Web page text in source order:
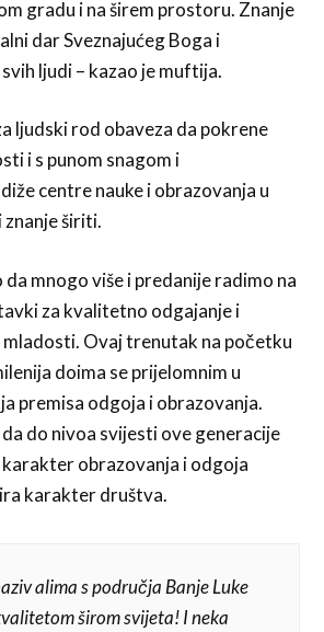
gradu i na širem prostoru. Znanje
dar Sveznajućeg Boga i
ljudi – kazao je muftija.
ljudski rod obaveza da pokrene
i s punom snagom i
centre nauke i obrazovanja u
znanje širiti.
mnogo više i predanije radimo na
za kvalitetno odgajanje i
mladosti. Ovaj trenutak na početku
doima se prijelomnim u
premisa odgoja i obrazovanja.
do nivoa svijesti ove generacije
karakter obrazovanja i odgoja
karakter društva.
alima s područja Banje Luke
širom svijeta! I neka